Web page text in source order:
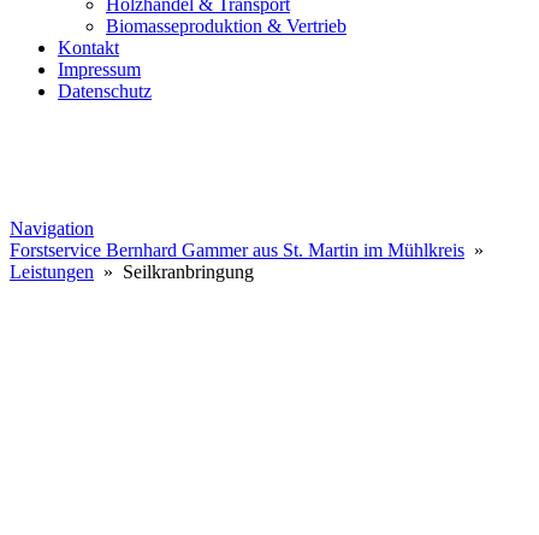
Holzhandel & Transport
Biomasseproduktion & Vertrieb
Kontakt
Impressum
Datenschutz
Navigation
Forstservice Bernhard Gammer aus St. Martin im Mühlkreis »
Leistungen » Seilkranbringung